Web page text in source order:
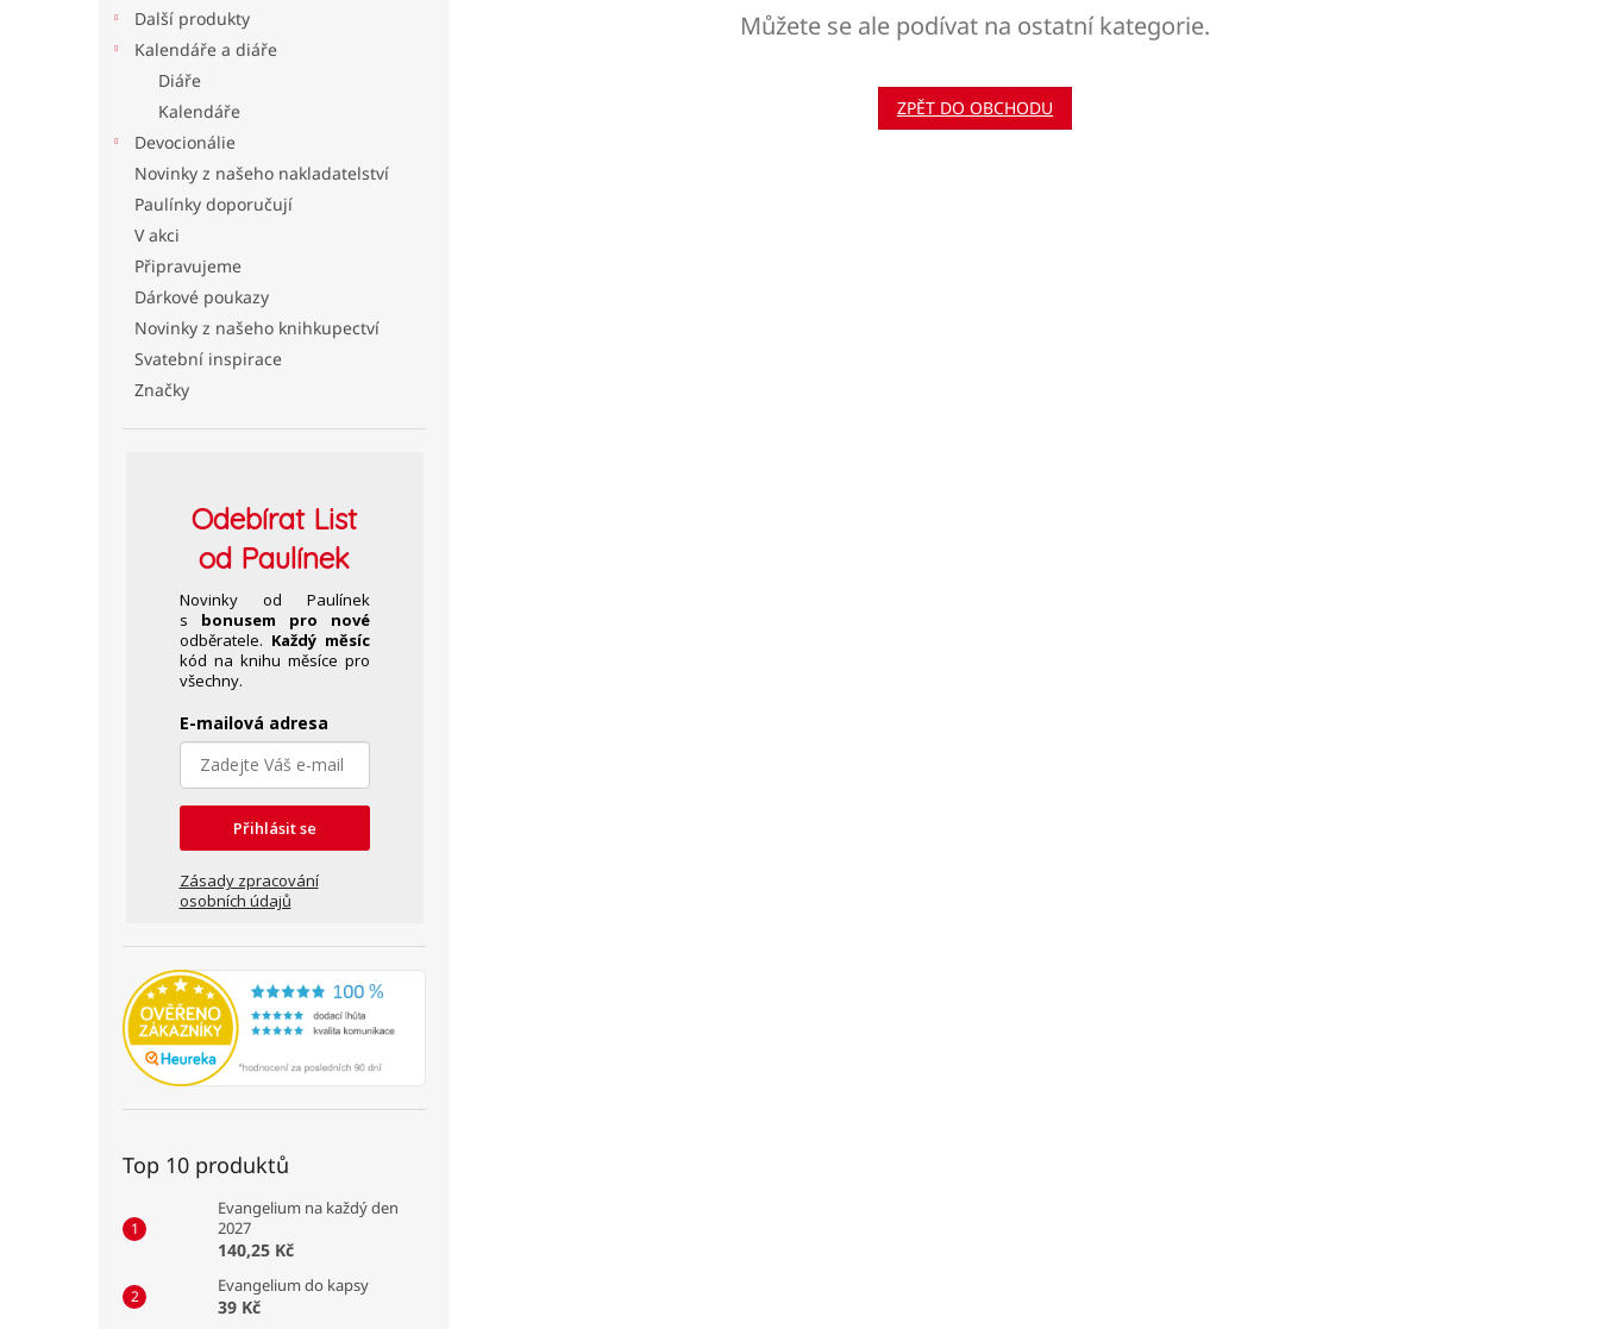
Další produkty
Kalendáře a diáře
Diáře
Kalendáře
Devocionálie
Novinky z našeho nakladatelství
Paulínky doporučují
V akci
Připravujeme
Dárkové poukazy
Novinky z našeho knihkupectví
Svatební inspirace
Značky
OdebíratList
od Paulínek
Novinky od Paulínek
s bonusem pro nové
odběratele. Každý měsíc
kód na knihu měsíce pro
všechny.
E-mailová adresa
Přihlásit se
Zásady zpracování
osobních údajů
Top 10 produktů
Evangelium na každý den
2027
140,25 Kč
Evangelium do kapsy
39 Kč
Můžete se ale podívat na ostatní kategorie.
ZPĚT DO OBCHODU